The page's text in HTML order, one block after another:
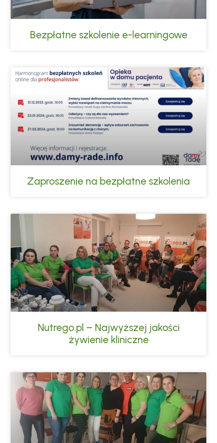
Bezpłatne szkolenie e-learningowe
Zaproszenie na bezpłatne szkolenia
Nutrego.pl – Najwyższej jakości
żywienie kliniczne